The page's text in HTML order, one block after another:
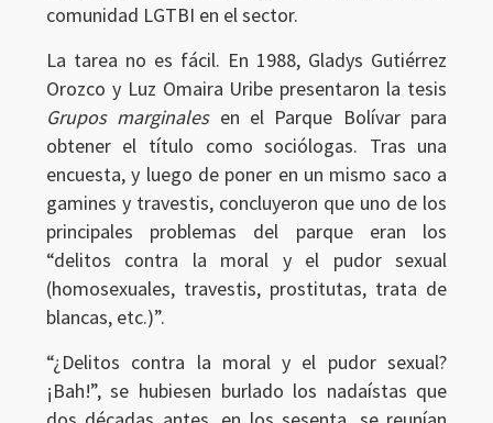
comunidad LGTBI en el sector.
La tarea no es fácil. En 1988, Gladys Gutiérrez
Orozco y Luz Omaira Uribe presentaron la tesis
Grupos marginalesen el Parque Bolívar para
obtener el título como sociólogas. Tras una
encuesta, y luego de poner en un mismo saco a
gamines y travestis, concluyeron que uno de los
principales problemas del parque eran los
“delitos contra la moral y el pudor sexual
(homosexuales, travestis, prostitutas, trata de
blancas, etc.)”.
“¿Delitos contra la moral y el pudor sexual?
¡Bah!”, se hubiesen burlado los nadaístas que